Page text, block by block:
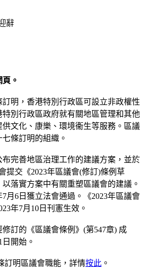
辭
。
訂明，香港特別行政區可設立非政權性
別行政區政府就有關地區管理和其他
文化、康樂、環境衞生等服務。區議
條訂明的組織。
布完善地區治理工作的建議方案，並於
提交《2023年區議會(修訂)條例草
落實方案中有關重塑區議會的建議。
7月6日獲立法會通過。《2023年區議會
年7月10日刊憲生效。
訂的《區議會條例》(第547章) 成
開始。
訂明區議會職能，詳情按此 。